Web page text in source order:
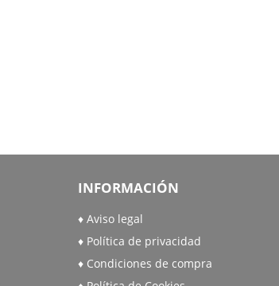
INFORMACIÓN
Aviso legal
Política de privacidad
Condiciones de compra